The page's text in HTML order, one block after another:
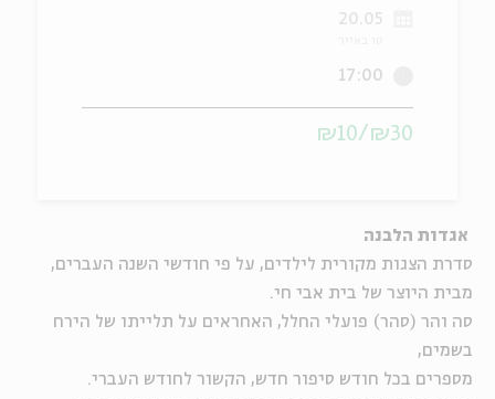
אגדות הלבנה
סדרת הצגות מקורית לילדים, על פי חודשי השנה העברים,
מבית היוצר של בית אבי חי.
סה והר (סהר) פועלי החלל, האחראים על תלייתו של הירח
בשמים,
מספרים בכל חודש סיפור חדש, הקשור לחודש העברי.
20.05
17:00
₪30/₪10